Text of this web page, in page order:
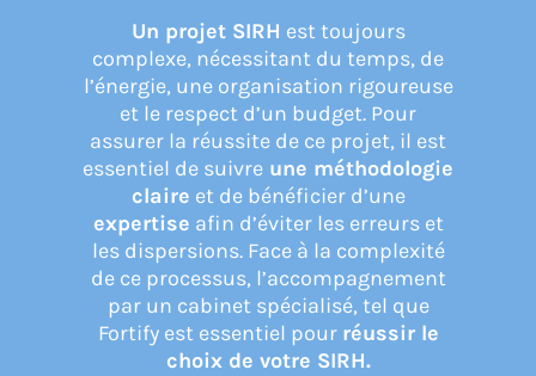
Fortify
Ressources
Support
CONNEXION
Un projet SIRH est toujours
complexe, nécessitant du temps, de
l’énergie, une organisation rigoureuse
et le respect d’un budget. Pour
assurer la réussite de ce projet, il est
essentiel de suivre une méthodologie
claire et de bénéficier d’une
expertise afin d’éviter les erreurs et
les dispersions. Face à la complexité
de ce processus, l’accompagnement
par un cabinet spécialisé, tel que
Fortify est essentiel pour réussir le
choix de votre SIRH.